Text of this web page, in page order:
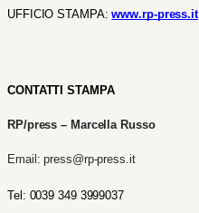
UFFICIO STAMPA: www.rp-press.it
CONTATTI STAMPA
RP/press – Marcella Russo
Email: press@rp-press.it
Tel: 0039 349 3999037